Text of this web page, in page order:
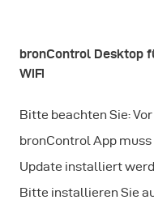
bronControl Desktop
WiFi
Bitte beachten Sie:
bronControl App
Update installiert
Bitte installieren Sie